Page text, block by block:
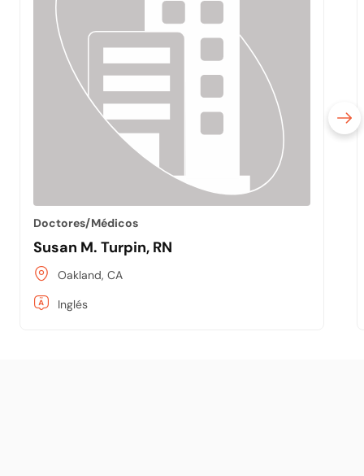
Doctores/Médicos
Susan M. Turpin, RN
Oakland, CA
Inglés